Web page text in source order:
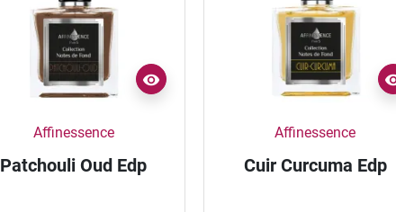
Affinessence
Patchouli Oud Edp
Affinessence
Cuir Curcuma Edp